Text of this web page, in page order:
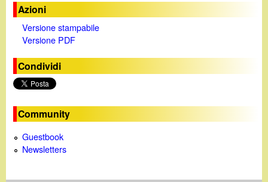
Azioni
Versione stampabile
Versione PDF
Condividi
Community
Guestbook
Newsletters